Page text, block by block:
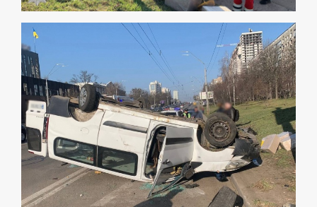
СЕРПЕНЬ
12:53
США обсуждают лицензии на Patriot для
Украины, несмотря на сомнения…
СЕРПЕНЬ
12:40
Латвія готова направити до 20 військових для
розблокування Ормузької протоки
СЕРПЕНЬ